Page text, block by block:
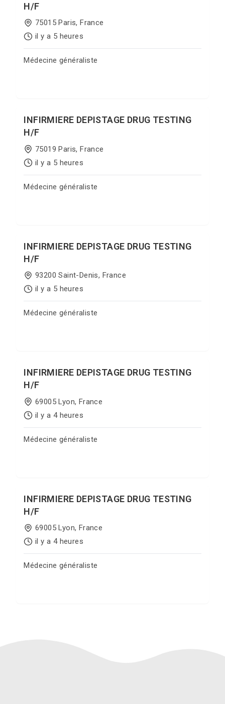
H/F
75015 Paris, France
il y a 5 heures
Médecine généraliste
INFIRMIERE DEPISTAGE DRUG TESTING
H/F
75019 Paris, France
il y a 5 heures
Médecine généraliste
INFIRMIERE DEPISTAGE DRUG TESTING
H/F
93200 Saint-Denis, France
il y a 5 heures
Médecine généraliste
INFIRMIERE DEPISTAGE DRUG TESTING
H/F
69005 Lyon, France
il y a 4 heures
Médecine généraliste
INFIRMIERE DEPISTAGE DRUG TESTING
H/F
69005 Lyon, France
il y a 4 heures
Médecine généraliste